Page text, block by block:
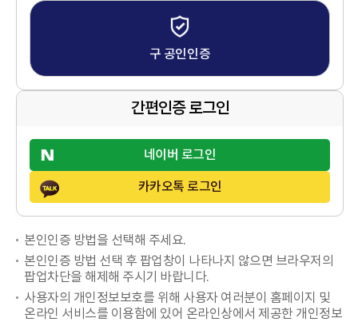
구 공인인증
간편인증 로그인
네이버 로그인
카카오톡 로그인
본인인증 방법을 선택해 주세요.
본인인증 방법 선택 후 팝업창이 나타나지 않으면 브라우저의
팝업차단을 해제해 주시기 바랍니다.
사용자의 개인정보보호를 위해 사용자 여러분이 홈페이지 및
온라인 서비스를 이용함에 있어 온라인상에서 제공한 개인정보